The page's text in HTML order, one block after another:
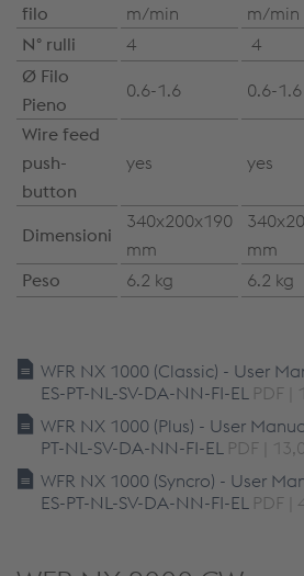
filo
m/min
m/min
N° rulli
4 4
Ø Filo
Pieno
0.6-1.6 0.6-
Wire feed
push-
button
yes yes
Dimensioni
340x200x190
mm
mm
Peso
6.2 kg 6.2 kg
WFR NX 1000 (Classic) - User
ES-PT-NL-SV-DA-NN-FI-EL PDF |
WFR NX 1000 (Plus) - User
PT-NL-SV-DA-NN-FI-EL PDF |
WFR NX 1000 (Syncro) - User
ES-PT-NL-SV-DA-NN-FI-EL PDF |